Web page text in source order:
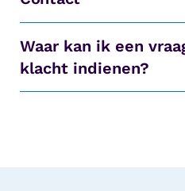
Waar kan ik een
klacht indienen?